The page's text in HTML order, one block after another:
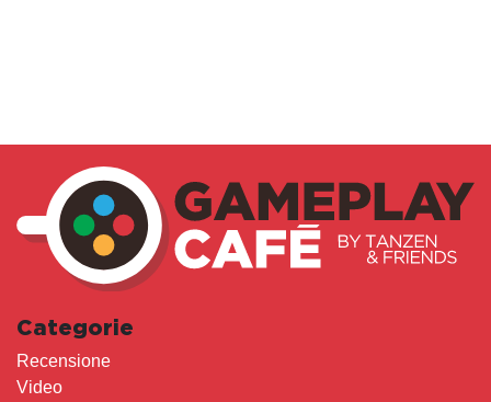
Categorie
Recensione
Video